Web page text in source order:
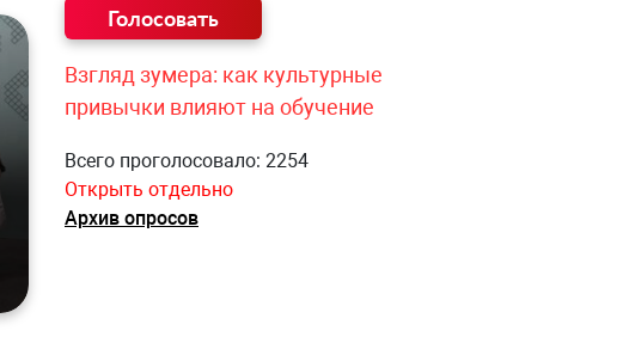
Взгляд зумера: как культурные
привычки влияют на обучение
Всего проголосовало: 2254
Открыть отдельно
Архив опросов